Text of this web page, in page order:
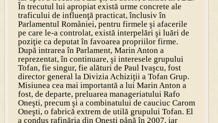
În trecutul lui apropiat există urme concrete ale
traficului de influenţă practicat, înclusiv în
Parlamentul Romåniei, pentru firmele şi afacerile
pe care le-a controlat, există interpelări şi luări de
poziţie ca deputat în favoarea propriilor firme.
După intrarea în Parlament, Marin Anton a
reprezentat, în continuare, şi interesele grupului
Tofan, fie singur, fie alături de Paul Ivaşcu, fost
director general la Divizia Achiziţii a Tofan Grup.
Misiunea cea mai importantă a lui Marin Anton a
fost, de departe, preluarea manageriatului Rafo
Oneşti, precum şi a combinatului de cauciuc Carom
Oneşti, o fabrică extrem de utilă grupului Tofan. El
a condus rafinăria din Oneşti pånă în 2007, iar